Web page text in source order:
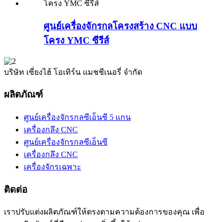
ศูนย์เครื่องจักรกลโครงสร้าง CNC แบบ
โครง YMC ซีรีส์
บริษัท เซี่ยงไฮ้ โอเทิร์น แมชชีเนอรี่ จำกัด
ผลิตภัณฑ์
ศูนย์เครื่องจักรกลซีเอ็นซี 5 แกน
เครื่องกลึง CNC
ศูนย์เครื่องจักรกลซีเอ็นซี
เครื่องกลึง CNC
เครื่องจักรเฉพาะ
ติดต่อ
เราปรับแต่งผลิตภัณฑ์ให้ตรงตามความต้องการของคุณ เพื่อ